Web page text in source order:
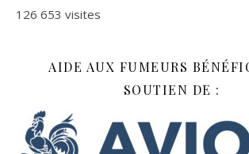
126 653 visites
AIDE AUX FUMEURS
SOUTIEN DE :